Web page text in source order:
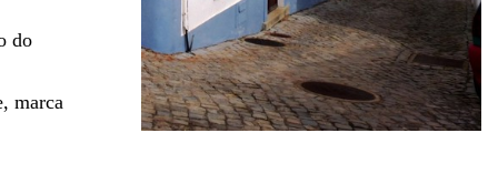
do
marca